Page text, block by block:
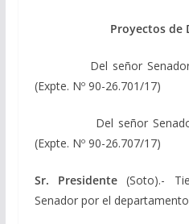
Proyectos de
Del señor Senador
(Expte. Nº 90-26.701/17)
Del señor Senador
(Expte. Nº 90-26.707/17)
Sr. Presidente (Soto).-
Senador por el